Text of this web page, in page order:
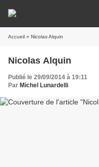
Accueil » Nicolas Alquin
Nicolas Alquin
Publié le 29/09/2014 à 19:11
Par Michel Lunardelli